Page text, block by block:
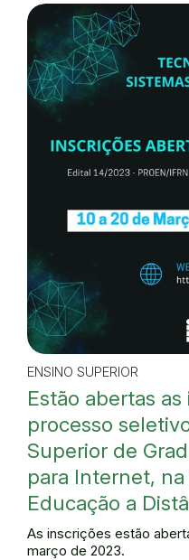
ENSINO SUPERIOR
Estão abertas
processo
Superior de
para Internet,
Educação a
As inscrições estão
março de 2023.